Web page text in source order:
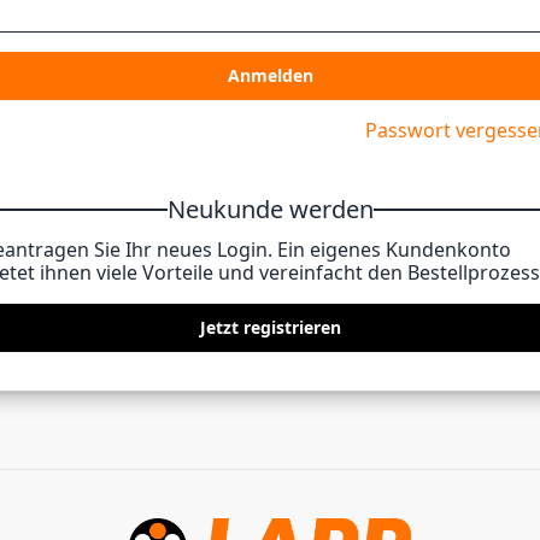
Anmelden
Passwort
Neukunde werden
Sie Ihr neues Login. Ein eigenes Kundenkonto
ihnen viele Vorteile und vereinfacht den
Jetzt registrieren